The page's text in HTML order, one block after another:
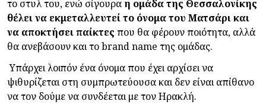
το στυλ του, ενώ σίγουραη ομάδα της Θεσσαλονίκης
θέλει να εκμεταλλευτεί το όνομα του Ματσάρι και
να αποκτήσει παίκτες που θα φέρουν ποιότητα, αλλά
θα ανεβάσουν και το brand name της ομάδας.
Υπάρχει λοιπόν ένα όνομα που έχει αρχίσει να
ψιθυρίζεται στη συμπρωτεύουσα και δεν είναι απίθανο
να τον δούμε να συνδέεται με τον Ηρακλή.